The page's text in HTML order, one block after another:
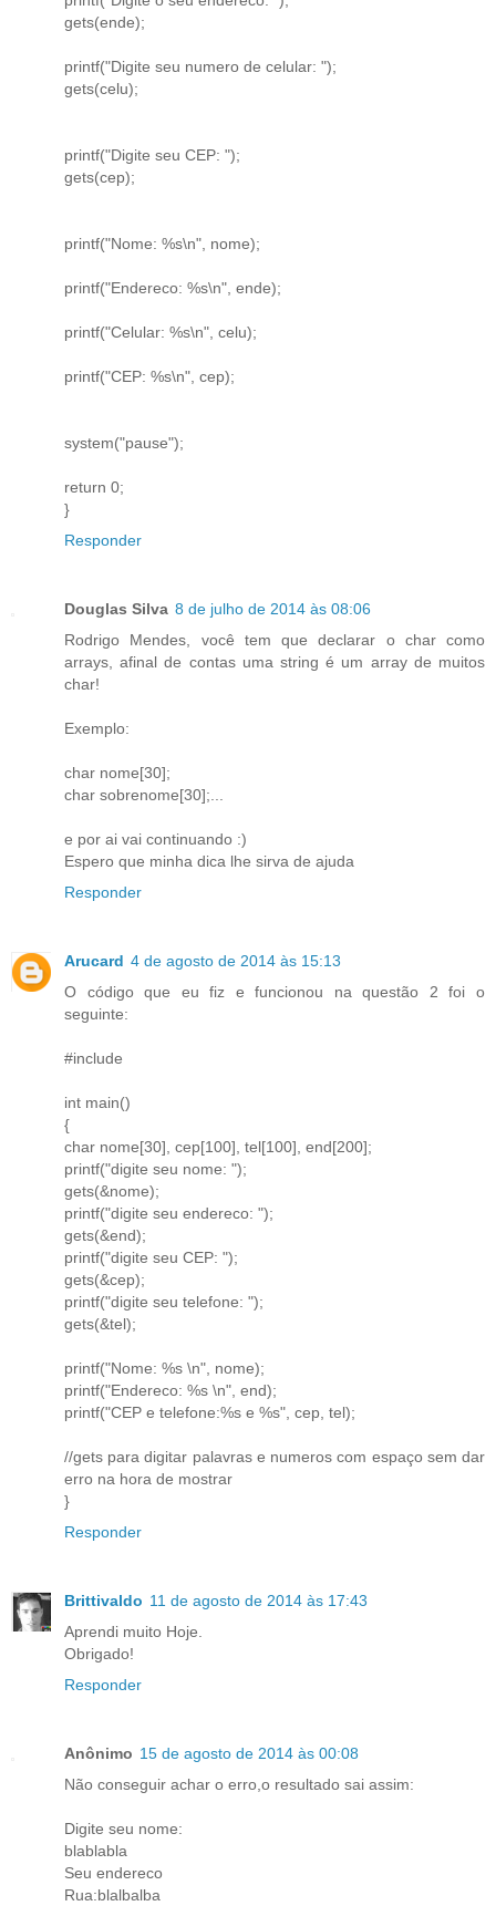
gets(ende);
printf("Digite seu numero de celular: ");
gets(celu);
printf("Digite seu CEP: ");
gets(cep);
printf("Nome: %s\n", nome);
printf("Endereco: %s\n", ende);
printf("Celular: %s\n", celu);
printf("CEP: %s\n", cep);
system("pause");
return 0;
}
Responder
Douglas Silva 8 de julho de 2014 às 08:06
Rodrigo Mendes, você tem que declarar o char como
arrays, afinal de contas uma string é um array de muitos
char!
Exemplo:
char nome[30];
char sobrenome[30];...
e por ai vai continuando :)
Espero que minha dica lhe sirva de ajuda
Responder
Arucard 4 de agosto de 2014 às 15:13
O código que eu fiz e funcionou na questão 2 foi o
seguinte:
#include
int main()
{
char nome[30], cep[100], tel[100], end[200];
printf("digite seu nome: ");
gets(&nome);
printf("digite seu endereco: ");
gets(&end);
printf("digite seu CEP: ");
gets(&cep);
printf("digite seu telefone: ");
gets(&tel);
printf("Nome: %s \n", nome);
printf("Endereco: %s \n", end);
printf("CEP e telefone:%s e %s", cep, tel);
//gets para digitar palavras e numeros com espaço sem dar
erro na hora de mostrar
}
Responder
Brittivaldo 11 de agosto de 2014 às 17:43
Aprendi muito Hoje.
Obrigado!
Responder
Anônimo 15 de agosto de 2014 às 00:08
Não conseguir achar o erro,o resultado sai assim:
Digite seu nome:
blablabla
Seu endereco
Rua:blalbalba